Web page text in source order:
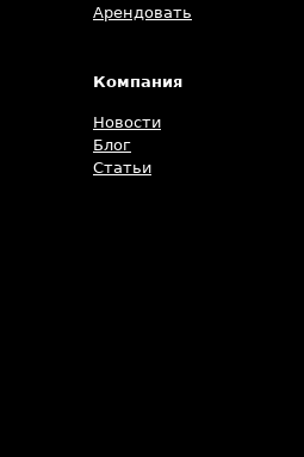
Арендовать
Компания
Новости
Блог
Статьи